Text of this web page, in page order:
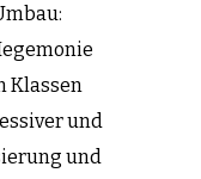
Klassen
und
und